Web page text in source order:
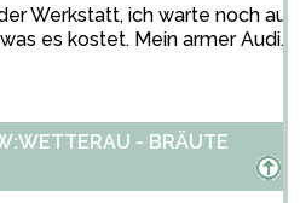
Werkstatt, ich warte noch auf
es kostet. Mein armer Audi...
- BRÄUTE